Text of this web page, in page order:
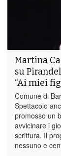
Martina
su
“Ai miei
Comune di
Spettacolo
promosso un
avvicinare i
scrittura. Il
nessuno e